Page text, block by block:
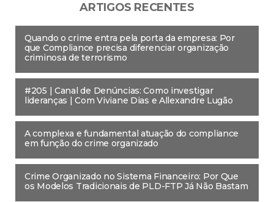
ARTIGOS RECENTES
Quando o crime entra pela porta da empresa: Por
que Compliance precisa diferenciar organização
criminosa de terrorismo
#205 | Canal de Denúncias: Como investigar
lideranças | Com Viviane Dias e Allexandre Lugão
A complexa e fundamental atuação do compliance
em função do crime organizado
Crime Organizado no Sistema Financeiro: Por Que
os Modelos Tradicionais de PLD-FTP Já Não Bastam